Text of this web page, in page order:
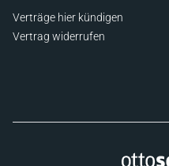
Verträge hier kündigen
Vertrag widerrufen